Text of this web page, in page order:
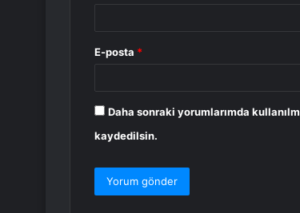
E-posta *
Daha sonraki yorumlarımda
kaydedilsin.